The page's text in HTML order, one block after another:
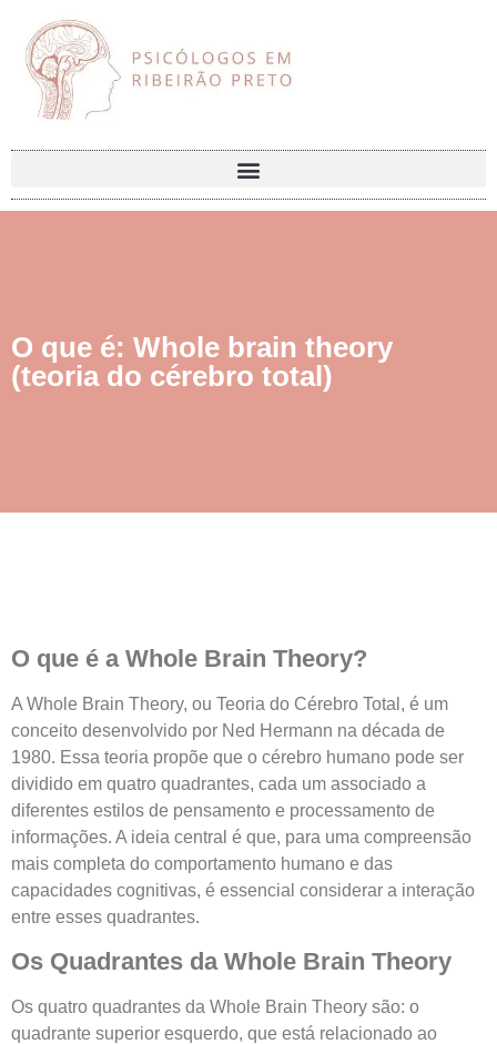
O que é: Whole brain theory
(teoria do cérebro total)
O que é a Whole Brain Theory?
A Whole Brain Theory, ou Teoria do Cérebro Total, é um
conceito desenvolvido por Ned Hermann na década de
1980. Essa teoria propõe que o cérebro humano pode ser
dividido em quatro quadrantes, cada um associado a
diferentes estilos de pensamento e processamento de
informações. A ideia central é que, para uma compreensão
mais completa do comportamento humano e das
capacidades cognitivas, é essencial considerar a interação
entre esses quadrantes.
Os Quadrantes da Whole Brain Theory
Os quatro quadrantes da Whole Brain Theory são: o
quadrante superior esquerdo, que está relacionado ao